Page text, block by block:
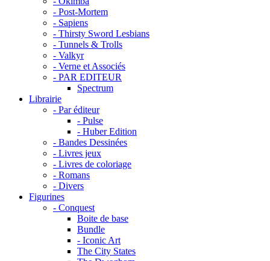
- Post-Mortem
- Sapiens
- Thirsty Sword Lesbians
- Tunnels & Trolls
- Valkyr
- Verne et Associés
- PAR EDITEUR
Spectrum
Librairie
- Par éditeur
- Pulse
- Huber Edition
- Bandes Dessinées
- Livres jeux
- Livres de coloriage
- Romans
- Divers
Figurines
- Conquest
Boite de base
Bundle
- Iconic Art
The City States